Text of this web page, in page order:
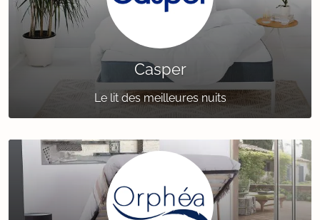
Casper
Le lit des meilleures nuits